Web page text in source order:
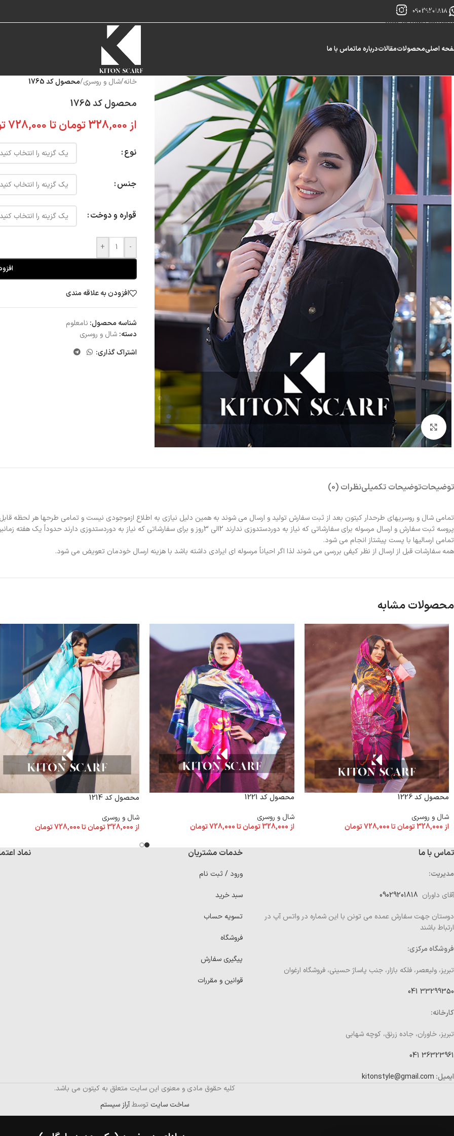
Skip to navigation
Skip to main content
09029201818
اصلیمحصولاتمقالاتدرباره ماتماس با ما
بزرگنمایی تصویر
خانه/شال و روسری/محصول کد 1765
محصول کد 1765
از328,000تومانتا 728,000
نوع
جنس
قواره و دوخت
-
+
افزودن به علاقه مندی
شناسه محصول: نامعلوم
دسته: شال و روسری
اشتراک گذاری:
توضیحاتتوضیحات تکمیلینظرات (0)
تمامی شال و روسریهای طرحدار کیتون بعد از ثبت سفارش تولید و ارسال می شوند به همین دلیل نیازی به اطلاع ازموجودی نیست و تمامی طرحها هر لحظه
پروسه ثبت سفارش و ارسال مرسوله برای سفارشاتی که نیاز به دوردستدوزی ندارند 2الی 3روز و برای سفارشاتی که نیاز به دوردستدوزی دارند حدوداً یک هفته زمانبر خواهد بود.
تمامی ارسالیها با پست پیشتاز انجام می شود.
همه سفارشات قبل از ارسال از نظر کیفی بررسی می شوند لذا اگر احیاناً مرسوله ای ایرادی داشته باشد با هزینه ارسال خودمان تعویض می شود.
محصولات مشابه
محصول کد 1226
شال و روسری
از328,000تومانتا728,000تومان
محصول کد 1221
شال و روسری
از328,000 تومانتا728,000تومان
محصول کد 1214
شال و روسری
از 328,000تومانتا728,000تومان
تماس با ما
مدیریت:
آقای داوران
دوستان جهت سفارش عمده می تونن با این شماره در واتس آپ در
ارتباط باشند
فروشگاه مرکزی:
تبریز، ولیعصر، فلکه بازار، جنب پاساژ حسینی، فروشگاه ارغوان
33299350 041
کارخانه:
تبریز، خاوران، جاده زرنق، کوچه شهابی
36323961 041
ایمیل: kitonstyle@gmail.com
خدمات مشتریان
ورود / ثبت نام
سبد خرید
تسویه حساب
فروشگاه
پیگیری سفارش
قوانین و مقررات
نماد
کلیه حقوق مادی و معنوی این سایت متعلق به کیتون می باشد.
ساخت سایت توسطآراز سیستم